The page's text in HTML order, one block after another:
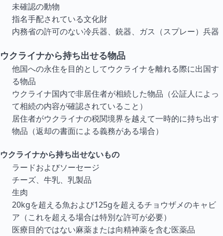
未確認の動物
指名手配されている文化財
内務省の許可のない冷兵器、銃器、ガス（スプレー）兵器
ウクライナから持ち出せる物品
他国への永住を目的としてウクライナを離れる際に出国す
る物品
ウクライナ国内で非居住者が相続した物品（公証人によっ
て相続の内容が確認されていること）
居住者がウクライナの税関境界を越えて一時的に持ち出す
物品（返却の書面による義務がある場合）
ウクライナから持ち出せないもの
ラードおよびソーセージ
チーズ、牛乳、乳製品
生肉
20kgを超える魚および125gを超えるチョウザメのキャビ
ア（これを超える場合は特別な許可が必要）
医療目的ではない麻薬または向精神薬を含む医薬品